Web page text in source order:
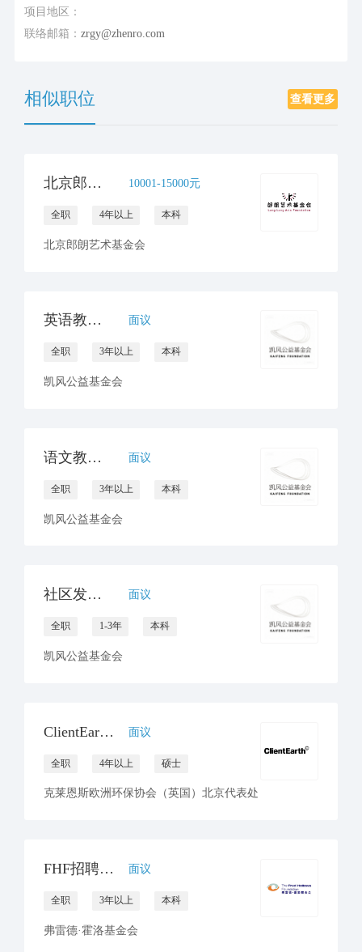
项目地区：
联络邮箱： zrgy@zhenro.com
相似职位 查看更多
北京郎朗艺术基金会项目经理 10001-15000元
全职 4年以上 本科
北京郎朗艺术基金会
英语教研员招聘 面议
全职 3年以上 本科
凯风公益基金会
语文教研员招聘 面议
全职 3年以上 本科
凯风公益基金会
社区发展项目官员 面议
全职 1-3年 本科
凯风公益基金会
ClientEarth招聘环境与气候律师一名 面议
全职 4年以上 硕士
克莱恩斯欧洲环保协会（英国）北京代表处
FHF招聘项目协调员（坐标北京or昆明） 面议
全职 3年以上 本科
弗雷德·霍洛基金会